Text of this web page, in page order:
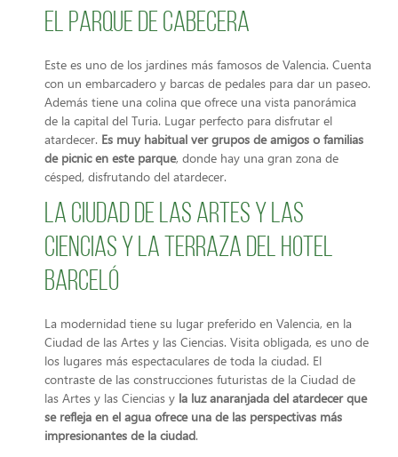
El parque de Cabecera
Este es uno de los jardines más famosos de Valencia. Cuenta
con un embarcadero y barcas de pedales para dar un paseo.
Además tiene una colina que ofrece una vista panorámica
de la capital del Turia. Lugar perfecto para disfrutar el
atardecer. Es muy habitual ver grupos de amigos o familias
de picnic en este parque, donde hay una gran zona de
césped, disfrutando del atardecer.
La Ciudad de las Artes y las
Ciencias y la Terraza del Hotel
Barceló
La modernidad tiene su lugar preferido en Valencia, en la
Ciudad de las Artes y las Ciencias. Visita obligada, es uno de
los lugares más espectaculares de toda la ciudad. El
contraste de las construcciones futuristas de la Ciudad de
las Artes y las Ciencias y la luz anaranjada del atardecer que
se refleja en el agua ofrece una de las perspectivas más
impresionantes de la ciudad.